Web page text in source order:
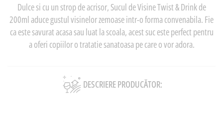
Dulce si cu un strop de acrisor, Sucul de Visine Twist & Drink de
200ml aduce gustul visinelor zemoase intr-o forma convenabila. Fie
ca este savurat acasa sau luat la scoala, acest suc este perfect pentru
a oferi copiilor o tratatie sanatoasa pe care o vor adora.
DESCRIERE PRODUCĂTOR: